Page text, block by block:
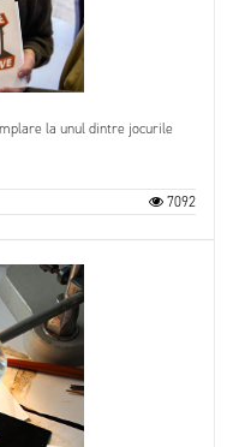
la unul dintre jocurile
7092